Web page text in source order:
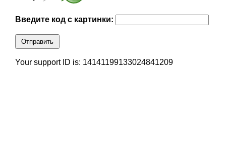
Введите код с картинки:
Отправить
Your support ID is: 14141199133024841209